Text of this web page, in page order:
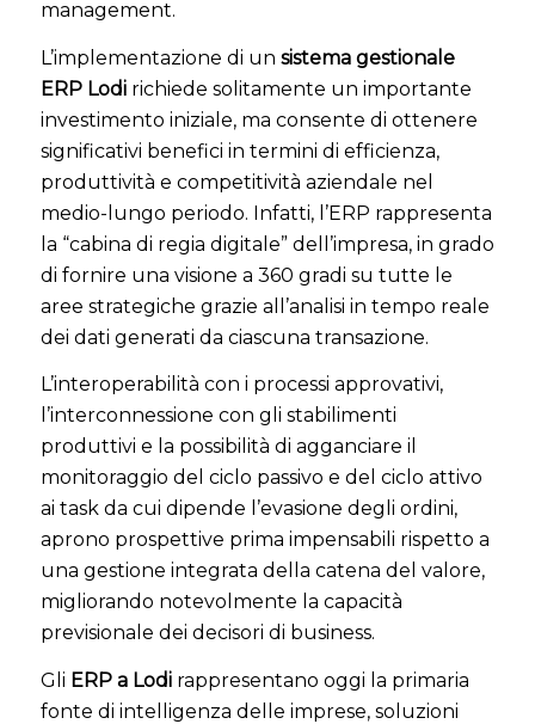
management.
L’implementazione di un sistema gestionale
ERP Lodi richiede solitamente un importante
investimento iniziale, ma consente di ottenere
significativi benefici in termini di efficienza,
produttività e competitività aziendale nel
medio-lungo periodo. Infatti, l’ERP rappresenta
la “cabina di regia digitale” dell’impresa, in grado
di fornire una visione a 360 gradi su tutte le
aree strategiche grazie all’analisi in tempo reale
dei dati generati da ciascuna transazione.
L’interoperabilità con i processi approvativi,
l’interconnessione con gli stabilimenti
produttivi e la possibilità di agganciare il
monitoraggio del ciclo passivo e del ciclo attivo
ai task da cui dipende l’evasione degli ordini,
aprono prospettive prima impensabili rispetto a
una gestione integrata della catena del valore,
migliorando notevolmente la capacità
previsionale dei decisori di business.
Gli ERP a Lodi rappresentano oggi la primaria
fonte di intelligenza delle imprese, soluzioni